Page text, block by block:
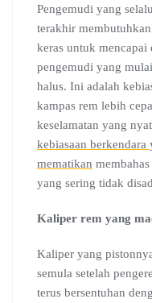
Pengemudi yang
terakhir
keras untuk mencapai
pengemudi yang
halus. Ini adalah
kampas rem lebih
keselamatan yang
kebiasaan berkendara
mematikan
yang sering tidak
Kaliper rem yang
Kaliper yang
semula setelah
terus bersentuhan